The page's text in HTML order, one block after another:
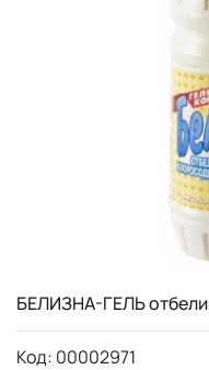
БЕЛИЗНА-ГЕЛЬ
Код: 00002971